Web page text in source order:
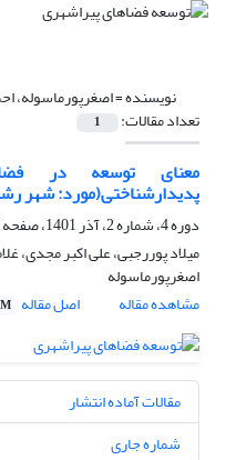
نویسنده =اصغرپورماسوله،
تعداد مقالات: 1
معنای توسعه در
پدیدارشناختی(مورد: شهر
دوره 4، شماره 2، آذر 1401، صفحه
میلاد پوررجبی، علی اکبر مجدی،
اصغرپورماسوله
مشاهده مقاله
اصل مقاله
مقالات آماده انتشار
شماره جاری